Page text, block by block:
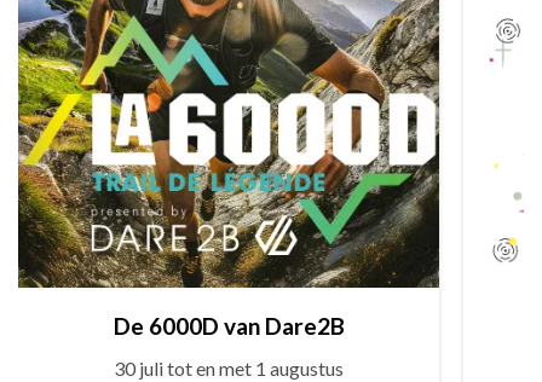
De 6000D van Dare2B
30 juli tot en met 1 augustus